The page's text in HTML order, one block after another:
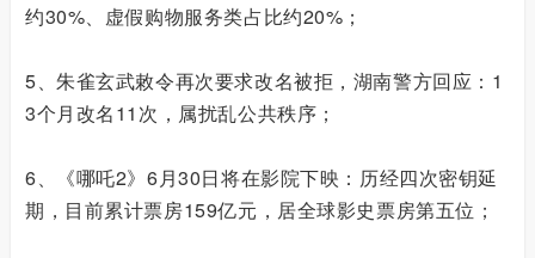
约30%、虚假购物服务类占比约20%；
5、朱雀玄武敕令再次要求改名被拒，湖南警方回应：1
3个月改名11次，属扰乱公共秩序；
6、《哪吒2》6月30日将在影院下映：历经四次密钥延
期，目前累计票房159亿元，居全球影史票房第五位；